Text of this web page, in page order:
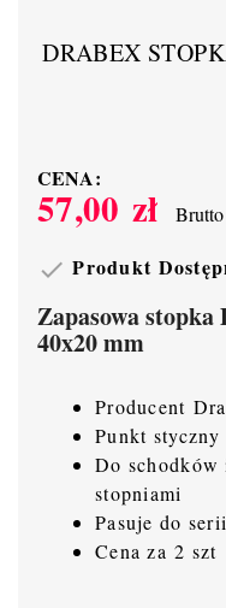
DRABEX
CENA:
57,00 zł Brutto
 Produkt
Zapasowa
40x20 mm
Producent
Punkt styczny
Do schodków
stopniami
Pasuje do
Cena za 2 szt